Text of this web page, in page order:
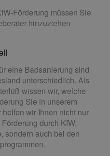
Förderung müssen Sie
hinzuziehen
eine Badsanierung sind
unterschiedlich. Als
wissen wir, welche
Sie in unserem
wir Ihnen nicht nur
durch KfW,
sondern auch bei den